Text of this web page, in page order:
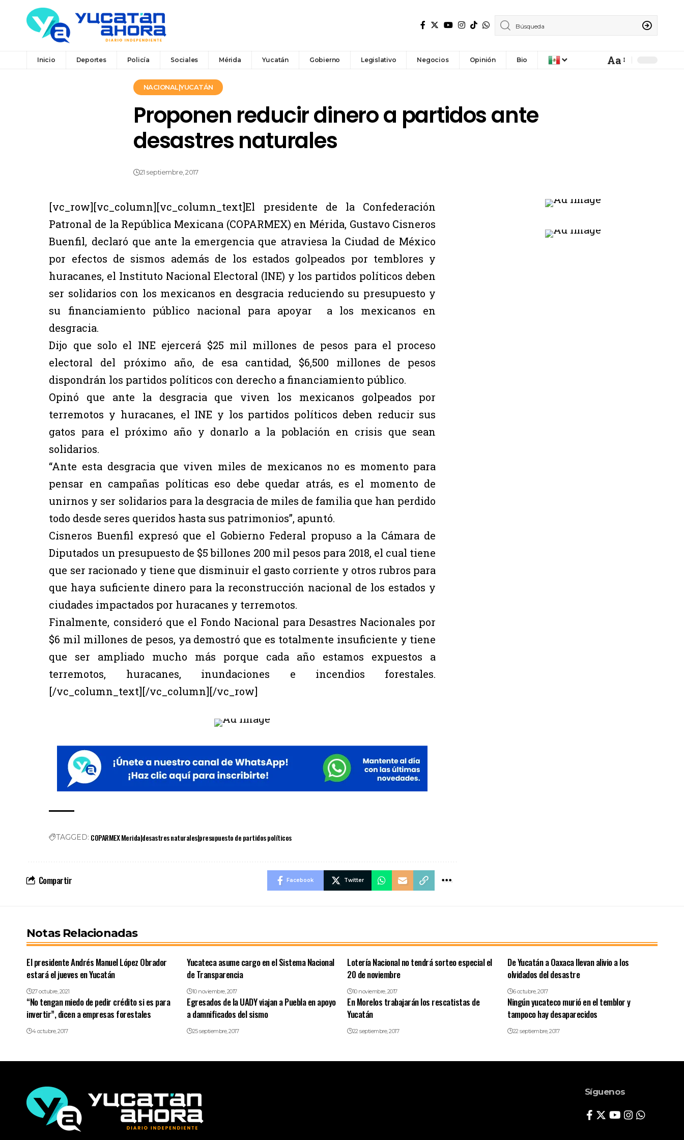
Inicio Deportes Policía Sociales Mérida Yucatán Gobierno Legislativo Negocios Opinión Bio Aa
NACIONAL|YUCATÁN
Proponen reducir dinero a partidos ante
desastres naturales
21 septiembre, 2017
[vc_row][vc_column][vc_column_text]El presidente de la Confederación
Patronal de la República Mexicana (COPARMEX) en Mérida, Gustavo Cisneros
Buenfil, declaró que ante la emergencia que atraviesa la Ciudad de México
por efectos de sismos además de los estados golpeados por temblores y
huracanes, el Instituto Nacional Electoral (INE) y los partidos políticos deben
ser solidarios con los mexicanos en desgracia reduciendo su presupuesto y
su financiamiento público nacional para apoyar a los mexicanos en
desgracia.
Dijo que solo el INE ejercerá $25 mil millones de pesos para el proceso
electoral del próximo año, de esa cantidad, $6,500 millones de pesos
dispondrán los partidos políticos con derecho a financiamiento público.
Opinó que ante la desgracia que viven los mexicanos golpeados por
terremotos y huracanes, el INE y los partidos políticos deben reducir sus
gatos para el próximo año y donarlo a la población en crisis que sean
solidarios.
“Ante esta desgracia que viven miles de mexicanos no es momento para
pensar en campañas políticas eso debe quedar atrás, es el momento de
unirnos y ser solidarios para la desgracia de miles de familia que han perdido
todo desde seres queridos hasta sus patrimonios”, apuntó.
Cisneros Buenfil expresó que el Gobierno Federal propuso a la Cámara de
Diputados un presupuesto de $5 billones 200 mil pesos para 2018, el cual tiene
que ser racionado y tiene que disminuir el gasto corriente y otros rubros para
que haya suficiente dinero para la reconstrucción nacional de los estados y
ciudades impactados por huracanes y terremotos.
Finalmente, consideró que el Fondo Nacional para Desastres Nacionales por
$6 mil millones de pesos, ya demostró que es totalmente insuficiente y tiene
que ser ampliado mucho más porque cada año estamos expuestos a
terremotos, huracanes, inundaciones e incendios forestales.
[/vc_column_text][/vc_column][/vc_row]
TAGGED: COPARMEX Merida|desastres naturales|presupuesto de partidos políticos
Compartir Facebook Twitter
Notas Relacionadas
El presidente Andrés Manuel López Obrador
estará el jueves en Yucatán
27 octubre, 2021
Yucateca asume cargo en el Sistema Nacional
de Transparencia
10 noviembre, 2017
Lotería Nacional no tendrá sorteo especial el
20 de noviembre
10 noviembre, 2017
De Yucatán a Oaxaca llevan alivio a los
olvidados del desastre
6 octubre, 2017
“No tengan miedo de pedir crédito si es para
invertir”, dicen a empresas forestales
4 octubre, 2017
Egresados de la UADY viajan a Puebla en apoyo
a damnificados del sismo
25 septiembre, 2017
En Morelos trabajarán los rescatistas de
Yucatán
22 septiembre, 2017
Ningún yucateco murió en el temblor y
tampoco hay desaparecidos
22 septiembre, 2017
Síguenos